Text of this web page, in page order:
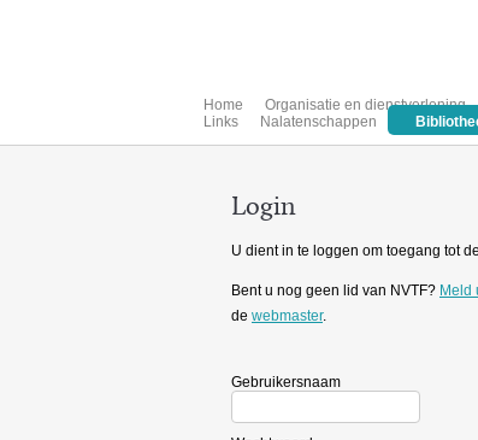
Home Organisatie en dienstverlening
Links
Nalatenschappen
Login
U dient in te loggen om toegang tot
Bent u nog geen lid van NVTF? Meld
de webmaster.
Gebruikersnaam